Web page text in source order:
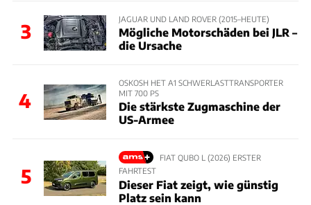
3
JAGUAR UND LAND ROVER (2015–HEUTE)
Mögliche Motorschäden bei JLR –
die Ursache
4
OSKOSH HET A1 SCHWERLASTTRANSPORTER
MIT 700 PS
Die stärkste Zugmaschine der
US-Armee
5
FIAT QUBO L (2026) ERSTER
FAHRTEST
Dieser Fiat zeigt, wie günstig
Platz sein kann